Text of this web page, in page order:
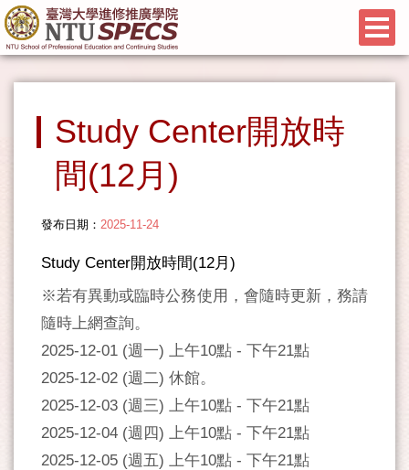
Study Center開放時
間(12月)
發布日期： 2025-11-24
Study Center開放時間(12月)
※若有異動或臨時公務使用，會隨時更新，務請
隨時上網查詢。
2025-12-01 (週一) 上午10點 - 下午21點
2025-12-02 (週二) 休館。
2025-12-03 (週三) 上午10點 - 下午21點
2025-12-04 (週四) 上午10點 - 下午21點
2025-12-05 (週五) 上午10點 - 下午21點